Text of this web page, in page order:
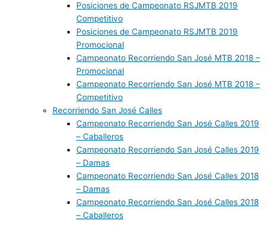
Posiciones de Campeonato RSJMTB 2019
Competitivo
Posiciones de Campeonato RSJMTB 2019
Promocional
Campeonato Recorriendo San José MTB 2018 –
Promocional
Campeonato Recorriendo San José MTB 2018 –
Competitivo
Recorriendo San José Calles
Campeonato Recorriendo San José Calles 2019
– Caballeros
Campeonato Recorriendo San José Calles 2019
– Damas
Campeonato Recorriendo San José Calles 2018
– Damas
Campeonato Recorriendo San José Calles 2018
– Caballeros